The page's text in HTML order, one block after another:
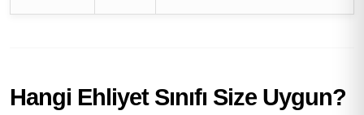
Hangi Ehliyet Sınıfı Size Uygun?